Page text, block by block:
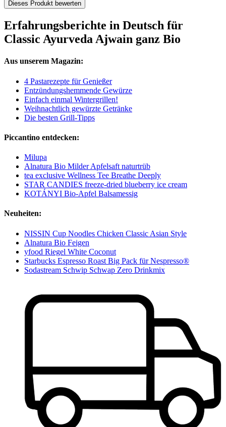
Dieses Produkt bewerten
Erfahrungsberichte in Deutsch für
Classic Ayurveda Ajwain ganz Bio
Aus unserem Magazin:
4 Pastarezepte für Genießer
Entzündungshemmende Gewürze
Einfach einmal Wintergrillen!
Weihnachtlich gewürzte Getränke
Die besten Grill-Tipps
Piccantino entdecken:
Milupa
Alnatura Bio Milder Apfelsaft naturtrüb
tea exclusive Wellness Tee Breathe Deeply
STAR CANDIES freeze-dried blueberry ice cream
KOTÁNYI Bio-Apfel Balsamessig
Neuheiten:
NISSIN Cup Noodles Chicken Classic Asian Style
Alnatura Bio Feigen
yfood Riegel White Coconut
Starbucks Espresso Roast Big Pack für Nespresso®
Sodastream Schwip Schwap Zero Drinkmix